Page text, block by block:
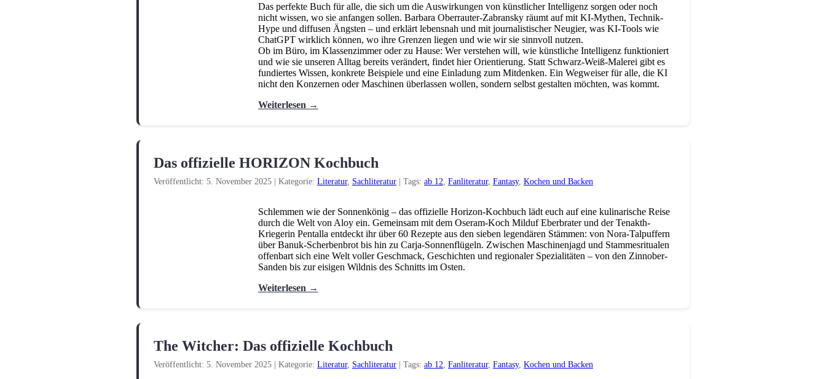
Das perfekte Buch für alle, die sich um die Auswirkungen von künstlicher Intelligenz sorgen oder noch
nicht wissen, wo sie anfangen sollen. Barbara Oberrauter-Zabransky räumt auf mit KI-Mythen, Technik-
Hype und diffusen Ängsten – und erklärt lebensnah und mit journalistischer Neugier, was KI-Tools wie
ChatGPT wirklich können, wo ihre Grenzen liegen und wie wir sie sinnvoll nutzen.
Ob im Büro, im Klassenzimmer oder zu Hause: Wer verstehen will, wie künstliche Intelligenz funktioniert
und wie sie unseren Alltag bereits verändert, findet hier Orientierung. Statt Schwarz-Weiß-Malerei gibt es
fundiertes Wissen, konkrete Beispiele und eine Einladung zum Mitdenken. Ein Wegweiser für alle, die KI
nicht den Konzernen oder Maschinen überlassen wollen, sondern selbst gestalten möchten, was kommt.
Weiterlesen →
Das offizielle HORIZON Kochbuch
Veröffentlicht: 5. November 2025 | Kategorie: Literatur, Sachliteratur | Tags: ab 12 Fanliteratur, Fantasy, Kochen und Backen
Schlemmen wie der Sonnenkönig – das offizielle Horizon-Kochbuch lädt euch auf eine kulinarische Reise
durch die Welt von Aloy ein. Gemeinsam mit dem Oseram-Koch Milduf Eberbrater und der Tenakth-
Kriegerin Pentalla entdeckt ihr über 60 Rezepte aus den sieben legendären Stämmen: von Nora-Talpuffern
über Banuk-Scherbenbrot bis hin zu Carja-Sonnenflügeln. Zwischen Maschinenjagd und Stammesritualen
offenbart sich eine Welt voller Geschmack, Geschichten und regionaler Spezialitäten – von den Zinnober-
Sanden bis zur eisigen Wildnis des Schnitts im Osten.
Weiterlesen →
The Witcher: Das offizielle Kochbuch
Veröffentlicht: 5. November 2025 | Kategorie: Literatur, Sachliteratur | Tags: ab 12 Fanliteratur, Fantasy, Kochen und Backen